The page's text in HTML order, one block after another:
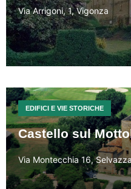
Via Arrigoni, 1, Vigonza
EDIFICI E VIE STORICHE
Castello sul
Via Montecchia 16,